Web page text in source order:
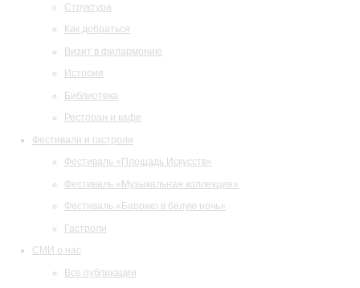
Структура
Как добраться
Визит в филармонию
История
Библиотека
Ресторан и кафе
Фестивали и гастроли
Фестиваль «Площадь Искусств»
Фестиваль «Музыкальная коллекция»
Фестиваль «Барокко в белую ночь»
Гастроли
СМИ о нас
Все публикации